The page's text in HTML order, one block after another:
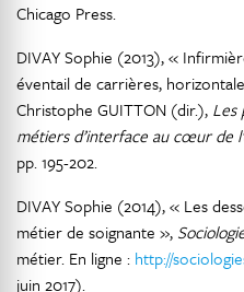
Chicago Press.
DIVAY Sophie (2013), «
éventail de carrières,
Christophe GUITTON (dir.), Les
métiers d’interface au cœur de
pp. 195-202.
DIVAY Sophie (2014), « Les
métier de soignante »,
métier. En ligne : http://
juin 2017).